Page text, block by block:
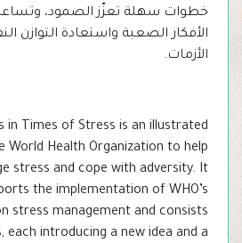
خطوات سهلة تعزّز الصمود، وتساعد
الأفكار الصعبة واستعادة التوازن
الأزمات.
in Times of Stress is an illustrated
World Health Organization to help
stress and cope with adversity. It
the implementation of WHO’s
stress management and consists
each introducing a new idea and a